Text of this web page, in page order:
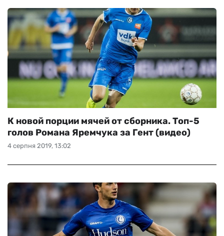
4 серпня 2019, 13:02
К новой порции мячей от сборника. Топ-5
голов Романа Яремчука за Гент (видео)